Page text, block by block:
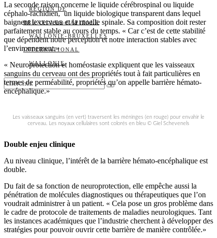
RÉGION DE
BRUXELLES-CAPITALE
WALLONIE-BRUXELLES
INTERNATIONAL
WALLONIE
La seconde raison concerne le liquide cérébrospinal ou liquide
céphalo-rachidien, un liquide biologique transparent dans lequel
baignent le cerveau et la moelle spinale. Sa composition doit rester
parfaitement stable au cours du temps. « Car c’est de cette stabilité
que dépendent notre perception et notre interaction stables avec
l’environnement.»
« Neuroprotection et homéostasie expliquent que les vaisseaux
sanguins du cerveau ont des propriétés tout à fait particulières en
termes de perméabilité, propriétés qu’on appelle barrière hémato-
encéphalique.»
Les vaisseaux sanguins (en vert) traversent les méninges (en rouge) pour envahir le
cerveau. Les noyaux cellulaires sont colorés en bleu © Giel Schevenels
Double enjeu clinique
Au niveau clinique, l’intérêt de la barrière hémato-encéphalique est
double.
Du fait de sa fonction de neuroprotection, elle empêche aussi la
pénétration de molécules diagnostiques ou thérapeutiques que l’on
voudrait administrer à un patient. « Cela pose un gros problème dans
le cadre de protocole de traitements de maladies neurologiques. Tant
les instances académiques que l’industrie cherchent à développer des
stratégies pour pouvoir ouvrir cette barrière de manière contrôlée.»